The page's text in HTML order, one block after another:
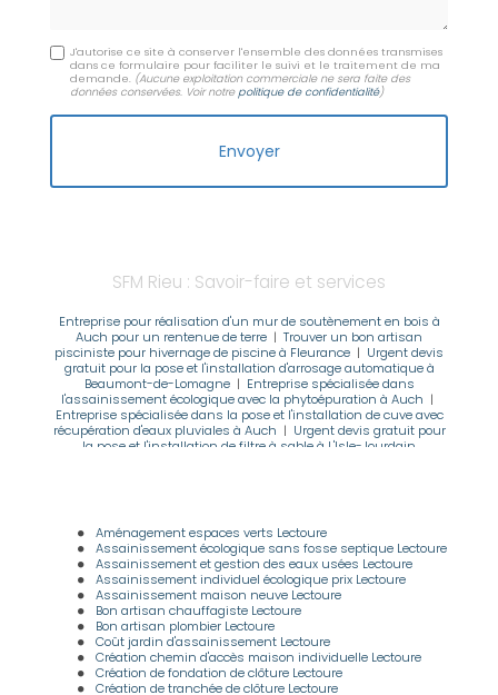
J'autorise ce site à conserver l'ensemble des données transmises
dans ce formulaire pour faciliter le suivi et le traitement de ma
demande. (Aucune exploitation commerciale ne sera faite des
données conservées. Voir notrepolitique de confidentialité)
SFM Rieu : Savoir-faire et services
Entreprise pour réalisation d'un mur de soutènement en bois à
Auch pour un rentenue de terre | Trouver un bon artisan
pisciniste pour hivernage de piscine à Fleurance | Urgent devis
gratuit pour la pose et l'installation d'arrosage automatique à
Beaumont-de-Lomagne| Entreprise spécialisée dans
l'assainissement écologique avec la phytoépuration à Auch |
Entreprise spécialisée dans la pose et l'installation de cuve avec
récupération d'eaux pluviales à Auch | Urgent devis gratuit pour
la pose et l'installation de filtre à sable à L'Isle-Jourdain
Aménagement espaces verts Lectoure
Assainissement écologique sans fosse septique Lectoure
Assainissement et gestion des eaux usées Lectoure
Assainissement individuel écologique prix Lectoure
Assainissement maison neuve Lectoure
Bon artisan chauffagiste Lectoure
Bon artisan plombier Lectoure
Coût jardin d'assainissement Lectoure
Création chemin d'accès maison individuelle Lectoure
Création de fondation de clôture Lectoure
Création de tranchée de clôture Lectoure